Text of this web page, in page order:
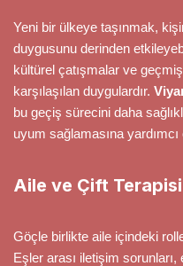
Yeni bir ülkeye taşınmak,
duygusunu derinden
kültürel çatışmalar ve
karşılaşılan duygulardır.
bu geçiş sürecini daha
uyum sağlamasına yardımcı
Aile ve Çift Terapisi
Göçle birlikte aile içindeki
Eşler arası iletişim